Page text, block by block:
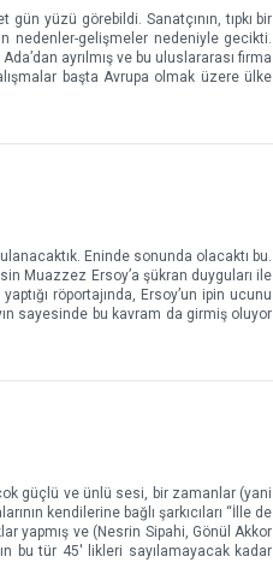
yüzü görebildi. Sanatçının, tıpkı bir
nedenler-gelişmeler nedeniyle gecikti.
ayrılmış ve bu uluslararası firma
başta Avrupa olmak üzere ülke
Eninde sonunda olacaktı bu.
Muazzez Ersoy’a şükran duyguları ile
röportajında, Ersoy’un ipin ucunu
sayesinde bu kavram da girmiş oluyor
güçlü ve ünlü sesi, bir zamanlar (yani
kendilerine bağlı şarkıcıları “İlle de
yapmış ve (Nesrin Sipahi, Gönül Akkor
bu tür 45' likleri sayılamayacak kadar